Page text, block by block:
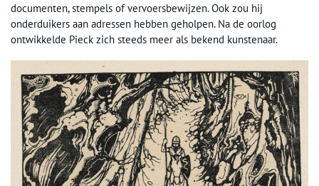
documenten, stempels of vervoersbewijzen. Ook zou hij
onderduikers aan adressen hebben geholpen. Na de oorlog
ontwikkelde Pieck zich steeds meer als bekend kunstenaar.